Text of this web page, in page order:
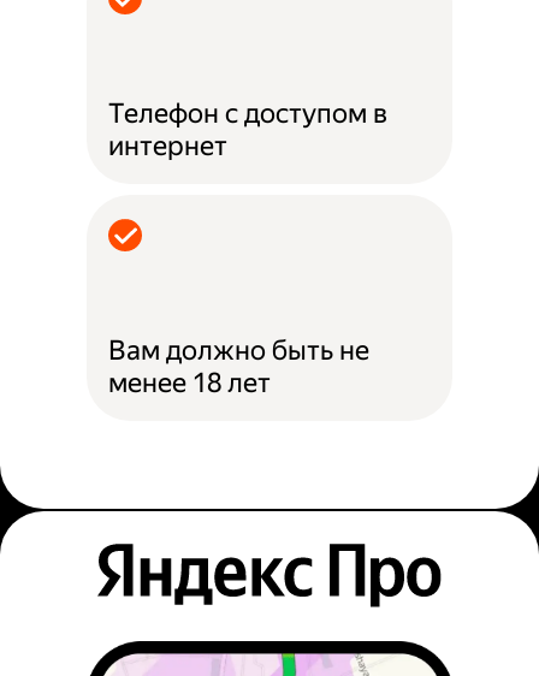
Телефон с доступом в
интернет
Вам должно быть не
менее 18 лет